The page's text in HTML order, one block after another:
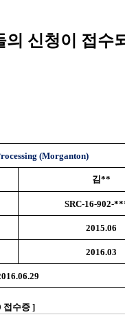
의 신청이 접수
(Morganton)
김**
SRC-16-902-
2015.06
2016.03
접수증 ]